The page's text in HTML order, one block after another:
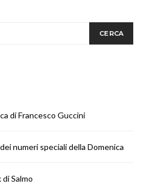
CERCA
di Francesco Guccini
numeri speciali della Domenica
Salmo